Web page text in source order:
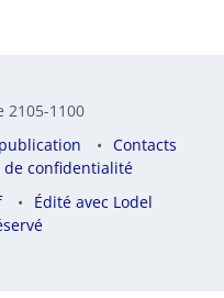
2105-1100
Contacts
de confidentialité
Édité avec Lodel